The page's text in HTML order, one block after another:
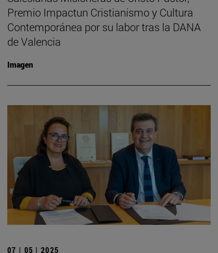
Premio Impactun Cristianismo y Cultura
Contemporánea por su labor tras la DANA
de Valencia
Imagen
07 | 05 | 2025